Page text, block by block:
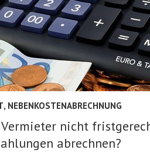
, NEBENKOSTENABRECHNUNG
nicht
abrechnen?